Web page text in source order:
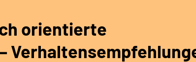
orientierte
–